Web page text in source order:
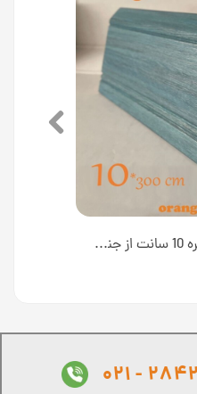
قرنیز مدرن فیروزه ای تیره 10 سانت از جنس پی وی سی کد GP506 [انبار تهران]